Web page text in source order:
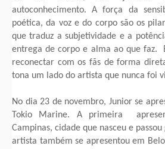
autoconhecimento. A força da
poética, da voz e do corpo são os
que traduz a subjetividade e a
entrega de corpo e alma ao que faz.
reconectar com os fãs de forma
tona um lado do artista que nunca foi
No dia 23 de novembro, Junior se
Tokio Marine. A primeira
Campinas, cidade que nasceu e
artista também se apresentou em